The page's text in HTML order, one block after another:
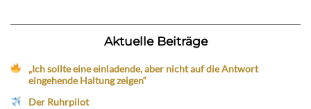
Aktuelle Beiträge
„Ich sollte eine einladende, aber nicht auf die Antwort
eingehende Haltung zeigen“
Der Ruhrpilot